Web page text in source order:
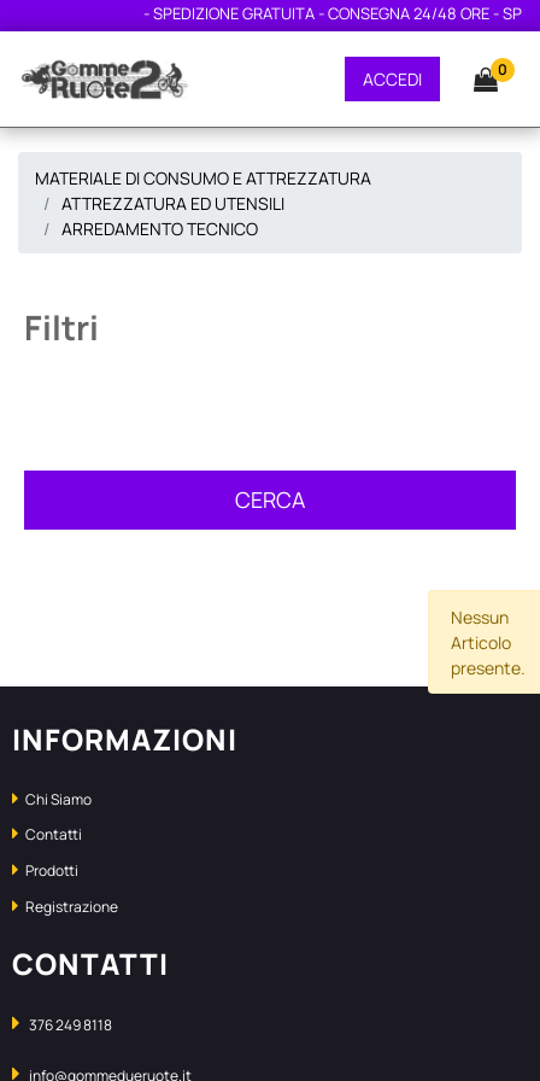
- SPEDIZIONE GRATUITA - CONSEGNA 24/48 ORE -
ACCEDI 0
MATERIALE DI CONSUMO E ATTREZZATURA
ATTREZZATURA ED UTENSILI
ARREDAMENTO TECNICO
Filtri
Nessun
Articolo
presente.
INFORMAZIONI
Chi Siamo
Contatti
Prodotti
Registrazione
CONTATTI
376 249 8118
info@gommedueruote.it